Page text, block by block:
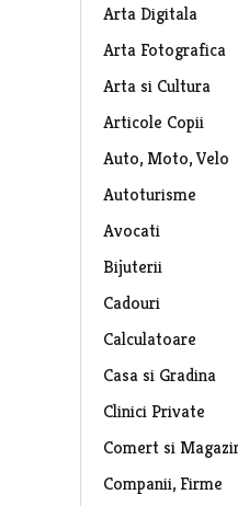
Arta Digitala
Arta Fotografica
Arta si Cultura
Articole Copii
Auto, Moto, Velo
Autoturisme
Avocati
Bijuterii
Cadouri
Calculatoare
Casa si Gradina
Clinici Private
Comert si
Companii, Firme